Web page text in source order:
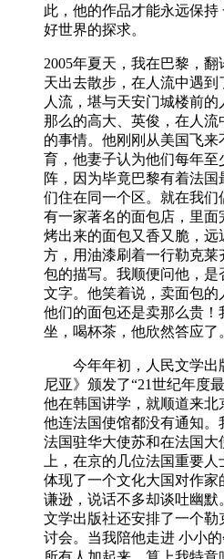
此，他的作品才能永远保持
好世界的探求。
2005年夏天，我在巴黎，
天出去散步，在人流中遇
人流，堪与天安门城楼前
那么的高大、英俊，在人流
的事情。他刚刚从美国飞来
育，他妻子认为他们每年至
阵，因为毕竟巴黎有着法
们住在同一个区。就在我们
有一家著名的面包店，里面
烤出来的面包又香又脆，远
方，用油漆刷着一行勒克
包的描写。我顺便问他，是
文字。他笑着说，卖面包的
他们的面包还是卖那么贵！
坐，喝杯茶，他欣然答应了
今年年初，人民文学出
尼亚》颁发了“21世纪年度
他在韩国讲学，就顺道来北
他连法国使馆都没有通知。
法国驻华大使苏和在法国大
上，在京的几位法国重要
体现了一个文化大国对作家
谦逊，说话不多却谈吐幽默
文学出版社还安排了一个
讨会。当我陪他走进 小小的